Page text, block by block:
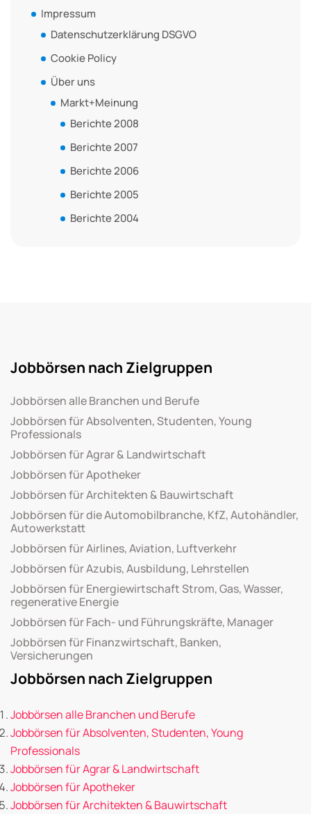
Impressum
Datenschutzerklärung DSGVO
Cookie Policy
Über uns
Markt+Meinung
Berichte 2008
Berichte 2007
Berichte 2006
Berichte 2005
Berichte 2004
Jobbörsen nach Zielgruppen
Jobbörsen alle Branchen und Berufe
Jobbörsen für Absolventen, Studenten, Young
Professionals
Jobbörsen für Agrar & Landwirtschaft
Jobbörsen für Apotheker
Jobbörsen für Architekten & Bauwirtschaft
Jobbörsen für die Automobilbranche, KfZ, Autohändler,
Autowerkstatt
Jobbörsen für Airlines, Aviation, Luftverkehr
Jobbörsen für Azubis, Ausbildung, Lehrstellen
Jobbörsen für Energiewirtschaft Strom, Gas, Wasser,
regenerative Energie
Jobbörsen für Fach- und Führungskräfte, Manager
Jobbörsen für Finanzwirtschaft, Banken,
Versicherungen
Jobbörsen nach Zielgruppen
Jobbörsen alle Branchen und Berufe
Jobbörsen für Absolventen, Studenten, Young
Professionals
Jobbörsen für Agrar & Landwirtschaft
Jobbörsen für Apotheker
Jobbörsen für Architekten & Bauwirtschaft